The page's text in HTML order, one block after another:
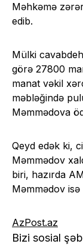
Məhkəmə
edib.
Mülki
görə 27800
manat vəkil
məbləğində
Məmmədova
Qeyd edək ki,
Məmmədov
biri, hazırda
Məmmədov isə
AzPost.az
Bizi sosial